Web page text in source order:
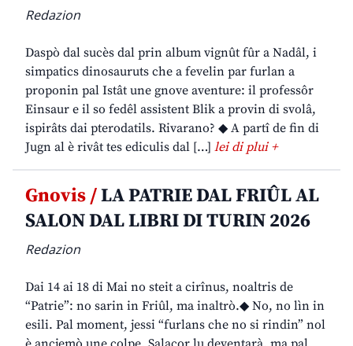
Redazion
Daspò dal sucès dal prin album vignût fûr a Nadâl, i
simpatics dinosauruts che a fevelin par furlan a
proponin pal Istât une gnove aventure: il professôr
Einsaur e il so fedêl assistent Blik a provin di svolâ,
ispirâts dai pterodatils. Rivarano? ◆ A partî de fin di
Jugn al è rivât tes ediculis dal […] lei di plui +
Gnovis /LA PATRIE DAL FRIÛL AL
SALON DAL LIBRI DI TURIN 2026
Redazion
Dai 14 ai 18 di Mai no steit a cirînus, noaltris de
“Patrie”: no sarin in Friûl, ma inaltrò.◆ No, no lìn in
esili. Pal moment, jessi “furlans che no si rindin” nol